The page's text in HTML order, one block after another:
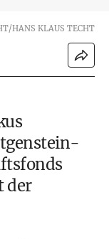
HANS KLAUS TECHT
der